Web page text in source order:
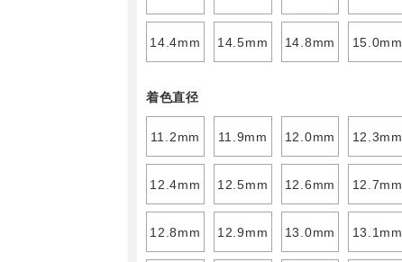
14.4mm 14.5mm 14.8mm 15.0mm
着色直径
11.2mm 11.9mm 12.0mm 12.3mm
12.4mm 12.5mm 12.6mm 12.7mm
12.8mm 12.9mm 13.0mm 13.1mm